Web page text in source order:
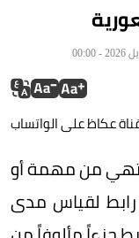
عكاظ على الواتساب
من مهمة أو
رابط لقياس مدى